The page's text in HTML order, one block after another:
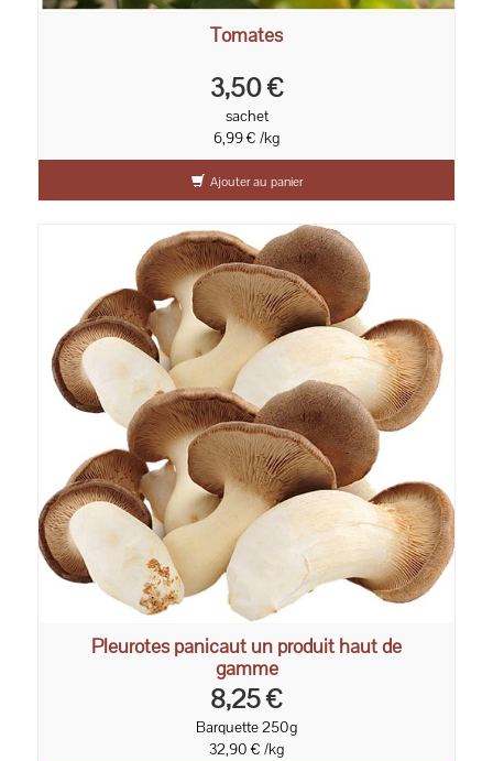
Tomates
3,50 €
sachet
6,99 € /kg
Ajouter au panier
Pleurotes panicaut un produit haut de
gamme
8,25 €
Barquette 250g
32,90 € /kg